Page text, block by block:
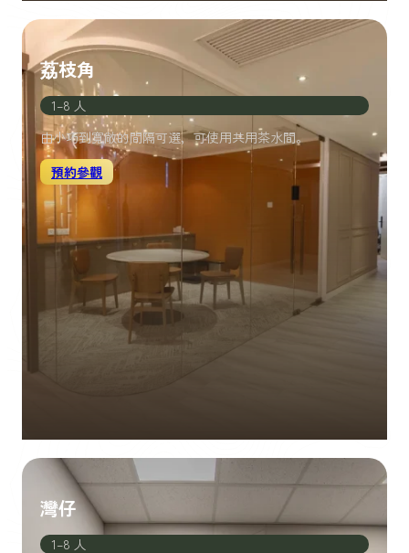
荔枝角
1–8 人
由小巧到寬敞的間隔可選，可使用共用茶水間。
預約參觀
灣仔
1–8 人